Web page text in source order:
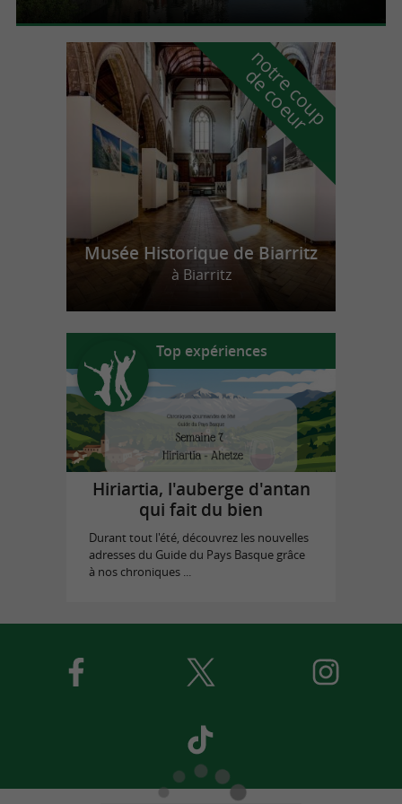
n
o
t
r
e
c
o
u
p
d
e
c
o
e
u
r
Musée Historique de Biarritz
à Biarritz
Top expériences
Hiriartia, l'auberge d'antan
qui fait du bien
Durant tout l'été, découvrez les nouvelles
adresses du Guide du Pays Basque grâce
à nos chroniques ...